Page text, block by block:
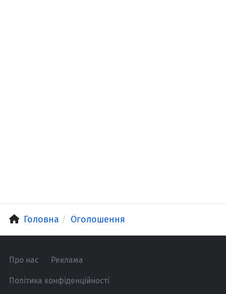
Головна Оголошення
Про нас Реклама
Політика конфіденційності